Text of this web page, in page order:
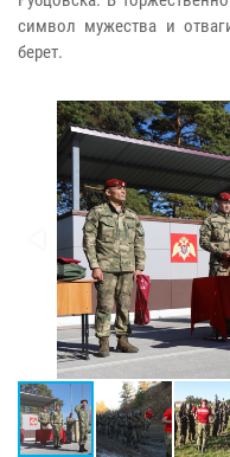
символ мужества и
берет.